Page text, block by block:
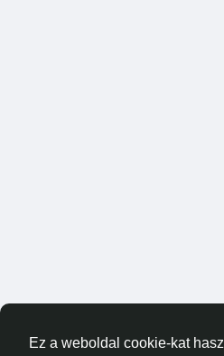
Ez a weboldal cookie-kat